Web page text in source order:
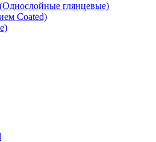
глянцевые)
Coated)